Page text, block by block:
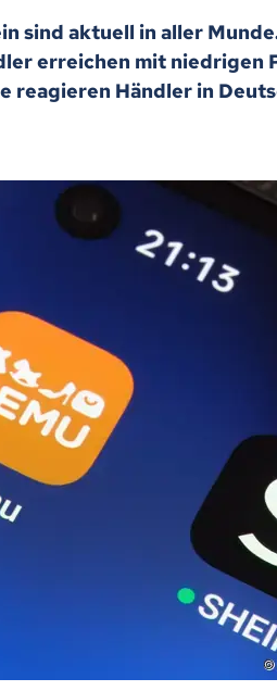
sind aktuell in aller
erreichen mit niedrigen
reagieren Händler in